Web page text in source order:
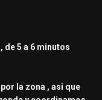
de 5 a 6 minutos
la zona , asi que